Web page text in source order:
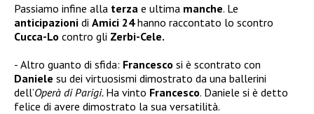
Passiamo infine alla terza e ultima manche. Le
anticipazioni di Amici 24hanno raccontato lo scontro
Cucca-Lo contro gli Zerbi-Cele.
Altro guanto di sfida: Francesco si è scontrato con
Daniele su dei virtuosismi dimostrato da una ballerini
dell’Operà di Parigi. Ha vinto Francesco. Daniele si è detto
felice di avere dimostrato la sua versatilità.